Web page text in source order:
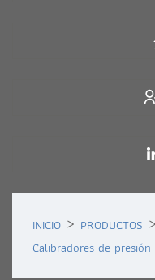
INICIO PRODUCTOS
Calibradores de presión